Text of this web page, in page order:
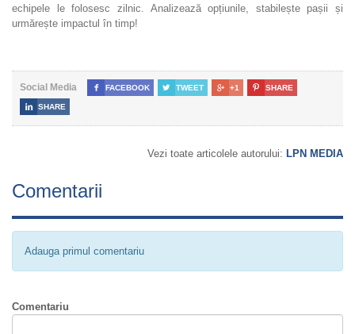
echipele le folosesc zilnic. Analizează opțiunile, stabilește pașii și
urmărește impactul în timp!
Social Media  FACEBOOK  TWEET  +1  SHARE
 SHARE
Vezi toate articolele autorului: LPN MEDIA
Comentarii
Adauga primul comentariu
Comentariu